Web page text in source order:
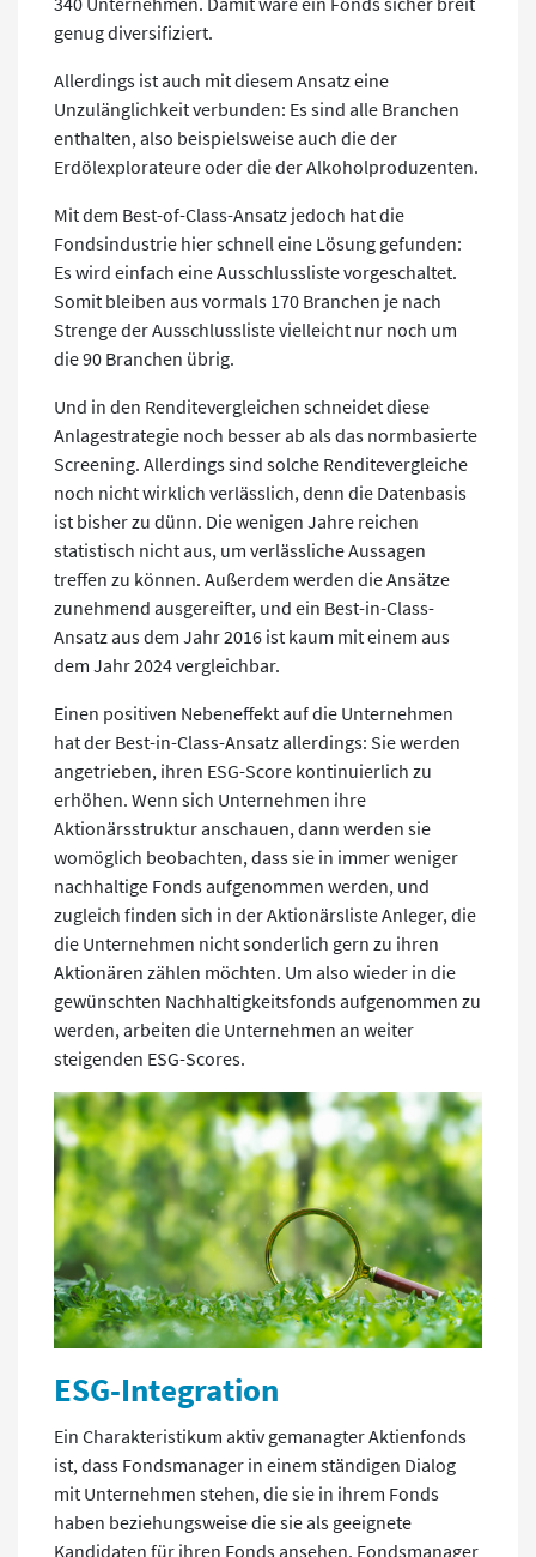
genug diversifiziert.
Allerdings ist auch mit diesem Ansatz eine
Unzulänglichkeit verbunden: Es sind alle Branchen
enthalten, also beispielsweise auch die der
Erdölexplorateure oder die der Alkoholproduzenten.
Mit dem Best-of-Class-Ansatz jedoch hat die
Fondsindustrie hier schnell eine Lösung gefunden:
Es wird einfach eine Ausschlussliste vorgeschaltet.
Somit bleiben aus vormals 170 Branchen je nach
Strenge der Ausschlussliste vielleicht nur noch um
die 90 Branchen übrig.
Und in den Renditevergleichen schneidet diese
Anlagestrategie noch besser ab als das normbasierte
Screening. Allerdings sind solche Renditevergleiche
noch nicht wirklich verlässlich, denn die Datenbasis
ist bisher zu dünn. Die wenigen Jahre reichen
statistisch nicht aus, um verlässliche Aussagen
treffen zu können. Außerdem werden die Ansätze
zunehmend ausgereifter, und ein Best-in-Class-
Ansatz aus dem Jahr 2016 ist kaum mit einem aus
dem Jahr 2024 vergleichbar.
Einen positiven Nebeneffekt auf die Unternehmen
hat der Best-in-Class-Ansatz allerdings: Sie werden
angetrieben, ihren ESG-Score kontinuierlich zu
erhöhen. Wenn sich Unternehmen ihre
Aktionärsstruktur anschauen, dann werden sie
womöglich beobachten, dass sie in immer weniger
nachhaltige Fonds aufgenommen werden, und
zugleich finden sich in der Aktionärsliste Anleger, die
die Unternehmen nicht sonderlich gern zu ihren
Aktionären zählen möchten. Um also wieder in die
gewünschten Nachhaltigkeitsfonds aufgenommen zu
werden, arbeiten die Unternehmen an weiter
steigenden ESG-Scores.
ESG-Integration
Ein Charakteristikum aktiv gemanagter Aktienfonds
ist, dass Fondsmanager in einem ständigen Dialog
mit Unternehmen stehen, die sie in ihrem Fonds
haben beziehungsweise die sie als geeignete
Kandidaten für ihren Fonds ansehen. Fondsmanager